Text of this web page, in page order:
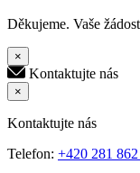
Děkujeme. Vaše
×
Kontaktujte nás
×
Kontaktujte nás
Telefon: +420 281